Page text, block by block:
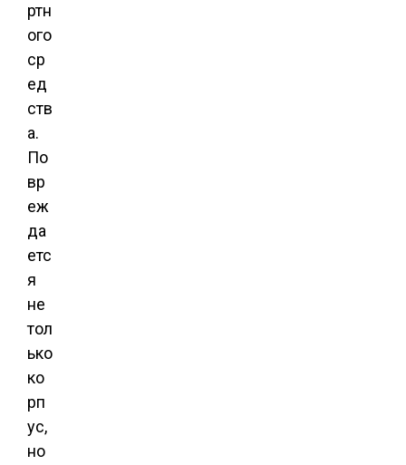
ртн
ого
ср
ед
ств
а.
По
вр
еж
да
етс
я
не
тол
ько
ко
рп
ус,
но